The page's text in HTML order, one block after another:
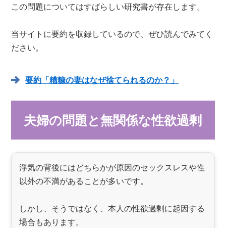
この問題についてはすばらしい研究書が存在します。
当サイトに要約を収録しているので、ぜひ読んでみてく
ださい。
要約「糟糠の妻はなぜ捨てられるのか？」
夫婦の問題と無関係な性欲過剰
浮気の背後にはどちらかが原因のセックスレスや性
以外の不満があることが多いです。
しかし、そうではなく、本人の性欲過剰に起因する
場合もあります。